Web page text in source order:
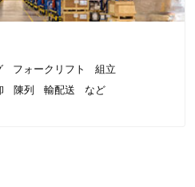
フォークリフト
組立
陳列 輸配送 など